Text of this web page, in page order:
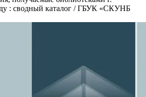
: сводный каталог / ГБУК «СКУНБ